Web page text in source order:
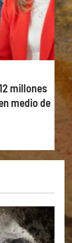
millones
medio de